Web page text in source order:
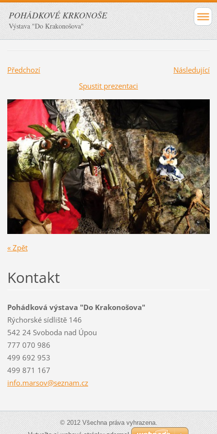
POHÁDKOVÉ KRKONOŠE
Výstava "Do Krakonošova"
Předchozí
Následující
Spustit prezentaci
« Zpět
Kontakt
Pohádková výstava "Do Krakonošova"
Rýchorské sídliště 146
542 24 Svoboda nad Úpou
777 070 986
499 692 953
499 871 167
info.marsov@seznam.cz
© 2012 Všechna práva vyhrazena.